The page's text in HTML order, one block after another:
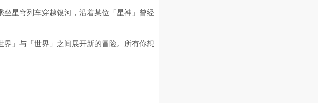
星穹列车穿越银河，沿着某位「星神」曾经
」与「世界」之间展开新的冒险。所有你想